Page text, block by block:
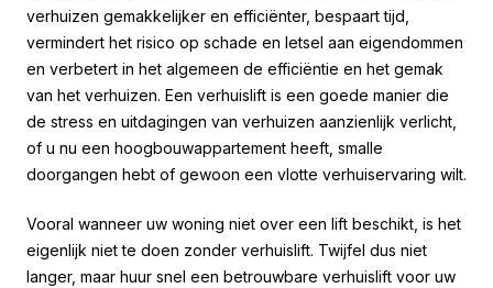
verhuizen gemakkelijker en efficiënter, bespaart tijd,
vermindert het risico op schade en letsel aan eigendommen
en verbetert in het algemeen de efficiëntie en het gemak
van het verhuizen. Een verhuislift is een goede manier die
de stress en uitdagingen van verhuizen aanzienlijk verlicht,
of u nu een hoogbouwappartement heeft, smalle
doorgangen hebt of gewoon een vlotte verhuiservaring wilt.
Vooral wanneer uw woning niet over een lift beschikt, is het
eigenlijk niet te doen zonder verhuislift. Twijfel dus niet
langer, maar huur snel een betrouwbare verhuislift voor uw